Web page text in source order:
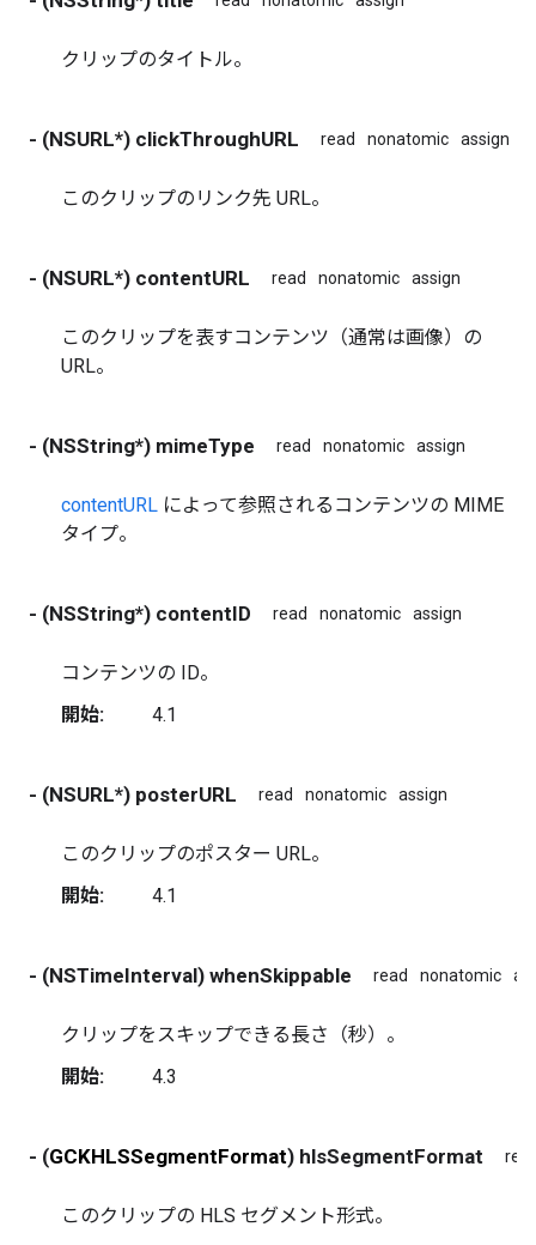
クリップのタイトル。
- (NSURL*) clickThroughURL read nonatomic assign
このクリップのリンク先 URL。
- (NSURL*) contentURL read nonatomic assign
このクリップを表すコンテンツ（通常は画像）の
URL。
- (NSString*) mimeType read nonatomic assign
contentURL によって参照されるコンテンツの MIME
タイプ。
- (NSString*) contentID read nonatomic assign
コンテンツの ID。
開始:
4.1
- (NSURL*) posterURL read nonatomic assign
このクリップのポスター URL。
開始:
4.1
- (NSTimeInterval) whenSkippable read nonatomic
クリップをスキップできる長さ（秒）。
開始:
4.3
- (GCKHLSSegmentFormat) hlsSegmentFormat
このクリップの HLS セグメント形式。